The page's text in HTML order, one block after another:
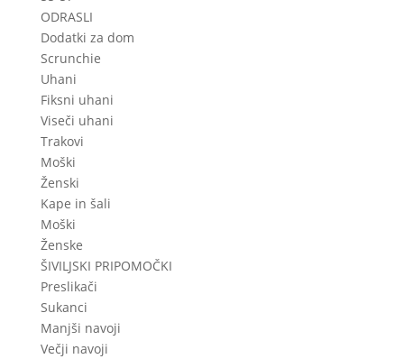
ODRASLI
Dodatki za dom
Scrunchie
Uhani
Fiksni uhani
Viseči uhani
Trakovi
Moški
Ženski
Kape in šali
Moški
Ženske
ŠIVILJSKI PRIPOMOČKI
Preslikači
Sukanci
Manjši navoji
Večji navoji